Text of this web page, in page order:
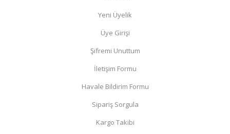
Yeni Üyelik
Üye Girişi
Şifremi Unuttum
İletişim Formu
Havale Bildirim Formu
Sipariş Sorgula
Kargo Takibi